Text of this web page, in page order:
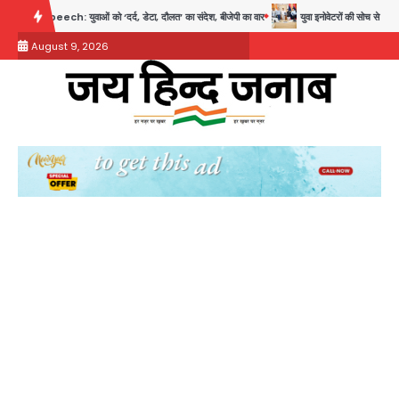
content
युवाओं को ‘दर्द, डेटा, दौलत’ का संदेश, बीजेपी का वार युवा इनोवेटरों की सोच से हाईटेक होगी
August 9, 2026